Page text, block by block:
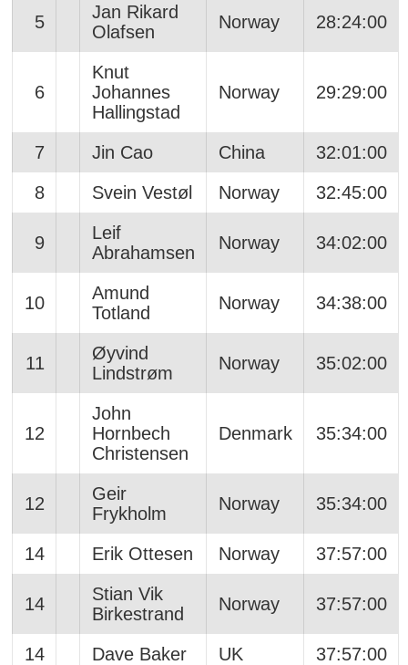
5
Jan Rikard
Olafsen
Norway 28:24:00
6
Knut
Johannes
Hallingstad
Norway 29:29:00
7 Jin Cao China
32:01:00
8
Svein Vestøl Norway 32:45:00
9
Leif
Abrahamsen
Norway 34:02:00
10
Amund
Totland
Norway 34:38:00
11
Øyvind
Lindstrøm
Norway 35:02:00
12
John
Hornbech
Christensen
Denmark 35:34:00
12
Geir
Frykholm
Norway 35:34:00
14 Erik Ottesen Norway 37:57:00
14
Stian Vik
Birkestrand
Norway 37:57:00
14 Dave Baker UK 37:57:00